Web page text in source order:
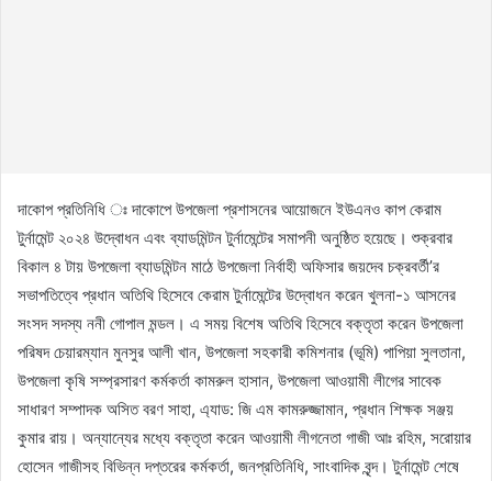
দাকোপ প্রতিনিধি ঃ দাকোপে উপজেলা প্রশাসনের আয়োজনে ইউএনও কাপ কেরাম
টুর্নামেন্ট ২০২৪ উদ্বোধন এবং ব্যাডমিন্টন টুর্নামেন্টের সমাপনী অনুষ্ঠিত হয়েছে। শুক্রবার
বিকাল ৪ টায় উপজেলা ব্যাডমিন্টন মাঠে উপজেলা নির্বাহী অফিসার জয়দেব চক্রবর্তী’র
সভাপতিত্বে প্রধান অতিথি হিসেবে কেরাম টুর্নামেন্টের উদ্বোধন করেন খুলনা-১ আসনের
সংসদ সদস্য ননী গোপাল মন্ডল। এ সময় বিশেষ অতিথি হিসেবে বক্তৃতা করেন উপজেলা
পরিষদ চেয়ারম্যান মুনসুর আলী খান, উপজেলা সহকারী কমিশনার (ভূমি) পাপিয়া সুলতানা,
উপজেলা কৃষি সম্প্রসারণ কর্মকর্তা কামরুল হাসান, উপজেলা আওয়ামী লীগের সাবেক
সাধারণ সম্পাদক অসিত বরণ সাহা, এ্যাড: জি এম কামরুজ্জামান, প্রধান শিক্ষক সঞ্জয়
কুমার রায়। অন্যান্যের মধ্যে বক্তৃতা করেন আওয়ামী লীগনেতা গাজী আঃ রহিম, সরোয়ার
হোসেন গাজীসহ বিভিন্ন দপ্তরের কর্মকর্তা, জনপ্রতিনিধি, সাংবাদিক বৃন্দ। টুর্নামেন্ট শেষে